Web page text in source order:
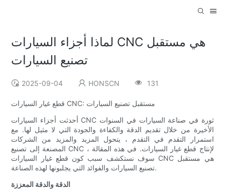
لماذا أجزاء السيارات CNC هي مستقبل
تصنيع السيارات
2025-09-04 HONSCN 131
قطع غيار السيارات CNC: مستقبل تصنيع السيارات
أحدثت أجزاء السيارات CNC ثورة في صناعة السيارات في السنوات
الأخيرة من خلال تقديم الدقة والكفاءة والجودة التي لا مثيل لها. مع
استمرار التقدم في التقدم ، يتحول المزيد والمزيد من الشركات
المصنعة إلى تصنيع CNC لإنتاج قطع غيار السيارات. في هذه المقالة ،
سوف نستكشف سبب كون قطع غيار السيارات CNC هي مستقبل
تصنيع السيارات والفوائد التي يجلبونها لهذه الصناعة.
الدقة والدقة المعززة